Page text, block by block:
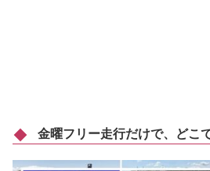
金曜フリー走行だけで、どこ